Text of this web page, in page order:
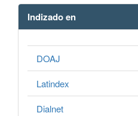
Indizado en
DOAJ
Latindex
Dialnet